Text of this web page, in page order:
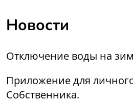
Новости
Отключение воды на
Приложение для
Собственника.